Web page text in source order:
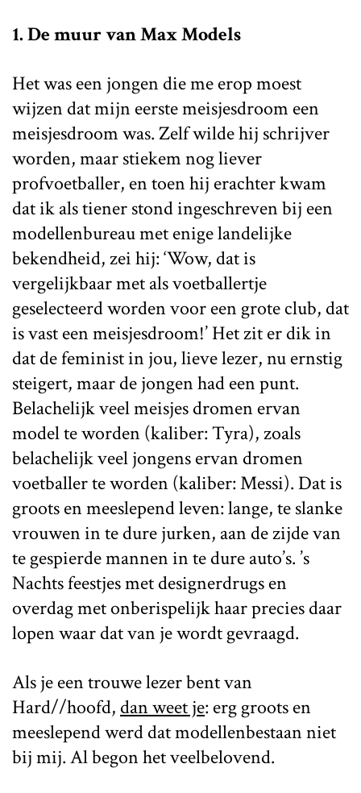
1. De muur van Max Models
Het was een jongen die me erop moest
wijzen dat mijn eerste meisjesdroom een
meisjesdroom was. Zelf wilde hij schrijver
worden, maar stiekem nog liever
profvoetballer, en toen hij erachter kwam
dat ik als tiener stond ingeschreven bij een
modellenbureau met enige landelijke
bekendheid, zei hij: ‘Wow, dat is
vergelijkbaar met als voetballertje
geselecteerd worden voor een grote club, dat
is vast een meisjesdroom!’ Het zit er dik in
dat de feminist in jou, lieve lezer, nu ernstig
steigert, maar de jongen had een punt.
Belachelijk veel meisjes dromen ervan
model te worden (kaliber: Tyra), zoals
belachelijk veel jongens ervan dromen
voetballer te worden (kaliber: Messi). Dat is
groots en meeslepend leven: lange, te slanke
vrouwen in te dure jurken, aan de zijde van
te gespierde mannen in te dure auto’s. ’s
Nachts feestjes met designerdrugs en
overdag met onberispelijk haar precies daar
lopen waar dat van je wordt gevraagd.
Als je een trouwe lezer bent van
Hard//hoofd, dan weet je: erg groots en
meeslepend werd dat modellenbestaan niet
bij mij. Al begon het veelbelovend.